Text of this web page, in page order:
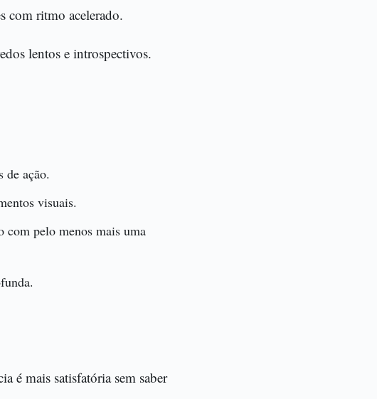
com ritmo acelerado.
lentos e introspectivos.
de ação.
visuais.
com pelo menos mais uma
é mais satisfatória sem saber